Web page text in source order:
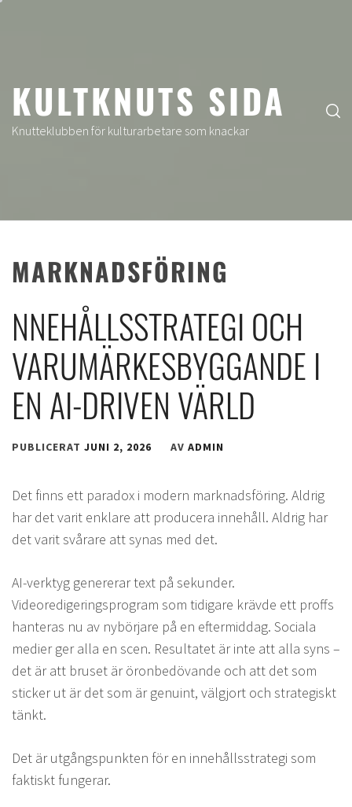
KULTKNUTS SIDA
Knutteklubben för kulturarbetare som knackar
MARKNADSFÖRING
NNEHÅLLSSTRATEGI OCH
VARUMÄRKESBYGGANDE I
EN AI-DRIVEN VÄRLD
PUBLICERAT JUNI 2, 2026 AV ADMIN
Det finns ett paradox i modern marknadsföring. Aldrig
har det varit enklare att producera innehåll. Aldrig har
det varit svårare att synas med det.
AI-verktyg genererar text på sekunder.
Videoredigeringsprogram som tidigare krävde ett proffs
hanteras nu av nybörjare på en eftermiddag. Sociala
medier ger alla en scen. Resultatet är inte att alla syns –
det är att bruset är öronbedövande och att det som
sticker ut är det som är genuint, välgjort och strategiskt
tänkt.
Det är utgångspunkten för en innehållsstrategi som
faktiskt fungerar.